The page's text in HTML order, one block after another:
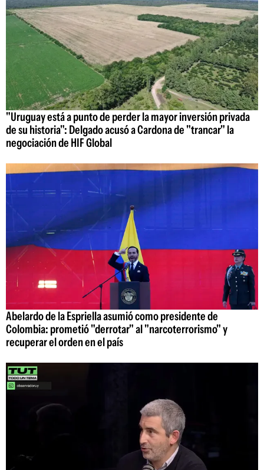
"Uruguay está a punto de perder la mayor inversión privada
de su historia": Delgado acusó a Cardona de "trancar" la
negociación de HIF Global
Abelardo de la Espriella asumió como presidente de
Colombia: prometió "derrotar" al "narcoterrorismo" y
recuperar el orden en el país